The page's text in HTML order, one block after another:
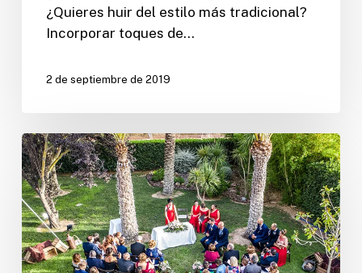
¿Quieres huir del estilo más tradicional?
Incorporar toques de…
2 de septiembre de 2019
Ideas
de
decoración
para
bodas
al
aire